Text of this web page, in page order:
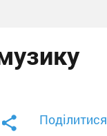
Поділитися